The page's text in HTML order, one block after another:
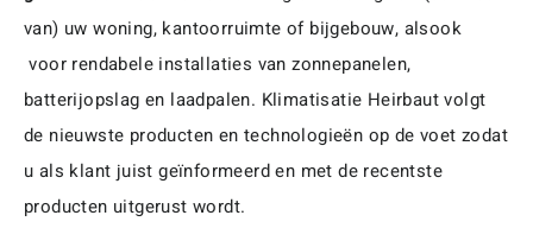
van) uw woning, kantoorruimte of bijgebouw, alsook
voor rendabele installaties van zonnepanelen,
batterijopslag en laadpalen. Klimatisatie Heirbaut volgt
de nieuwste producten en technologieën op de voet zodat
u als klant juist geïnformeerd en met de recentste
producten uitgerust wordt.